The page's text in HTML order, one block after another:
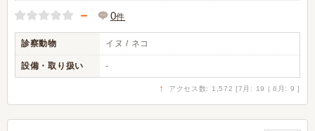
－ 0件
診察動物 イヌ / ネコ
設備・取り扱い -
↑ アクセス数: 1,572 [7月: 19 | 6月: 9 ]